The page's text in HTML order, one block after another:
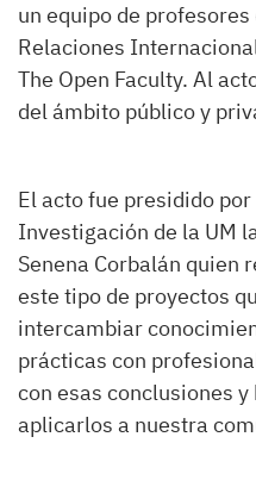
un equipo de
Relaciones
The Open Faculty. Al
del ámbito público y
El acto fue presidido
Investigación de la UM
Senena Corbalán quien
este tipo de proyectos
intercambiar
prácticas con
con esas conclusiones
aplicarlos a nuestra